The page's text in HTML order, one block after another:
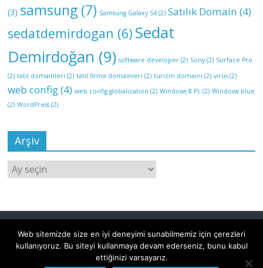
(3) samsung (7) Samsung Galaxy S4 (2) Satılık Domain (4)
sedatdemirdogan (6) Sedat
Demirdoğan (9) software developer (2) Sony(2) Surface Pro
(2) tatil domainleri (2) tatil firma domainleri (2) turizm domaini (2) virüs (2)
web config(4) web config globalization (2) Windows 8 Pc (2) Windows blue
(2) WordPress (2)
Arşiv
Tüm hakları saklıdır © 2018 Yazılım Sınıfı | Tüm yazılar,
Web sitemizde size en iyi deneyimi sunabilmemiz için çerezleri
kullanıyoruz. Bu siteyi kullanmaya devam ederseniz, bunu kabul
ettiğinizi varsayarız.